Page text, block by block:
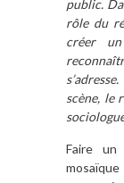
public.
rôle du
créer
scène, le
Faire un